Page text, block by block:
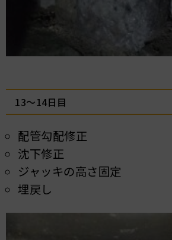
13～14日目
配管勾配修正
沈下修正
ジャッキの高さ固定
埋戻し